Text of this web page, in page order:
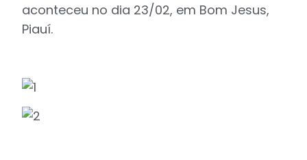
aconteceu no dia 23/02, em Bom Jesus,
Piauí.